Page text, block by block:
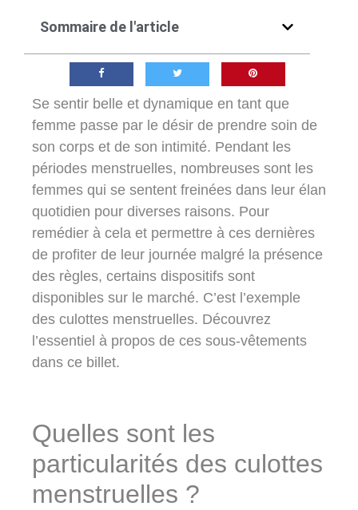
Sommaire de l'article
Se sentir belle et dynamique en tant que
femme passe par le désir de prendre soin de
son corps et de son intimité. Pendant les
périodes menstruelles, nombreuses sont les
femmes qui se sentent freinées dans leur élan
quotidien pour diverses raisons. Pour
remédier à cela et permettre à ces dernières
de profiter de leur journée malgré la présence
des règles, certains dispositifs sont
disponibles sur le marché. C’est l’exemple
des culottes menstruelles. Découvrez
l’essentiel à propos de ces sous-vêtements
dans ce billet.
Quelles sont les
particularités des culottes
menstruelles ?